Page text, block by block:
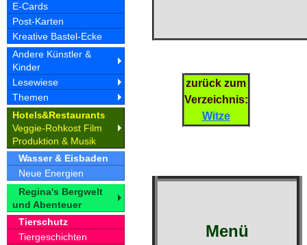
E-Cards
Post-Karten
Kreative Bastel-Ecke
Andere Künstler &
Kinder
Lesewiese
Themen
Hotels&Restaurants
Veggie-Rohkost Film
Produktion & Musik
Wasser & Eisbaden
Neue Energien
Regina's Bergwelt
und Abenteuer
Tierschutz
Tiergeschichten
zurück zum
Verzeichnis:
Witze
Menü